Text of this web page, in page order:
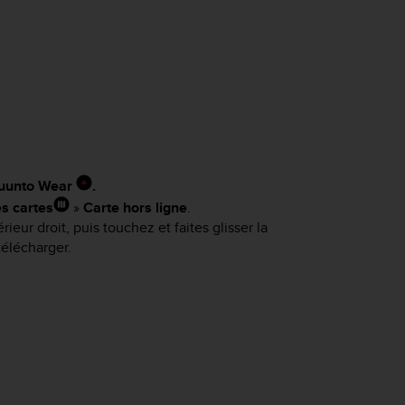
Wear
.
cartes
» Carte hors ligne.
droit, puis touchez et faites glisser la